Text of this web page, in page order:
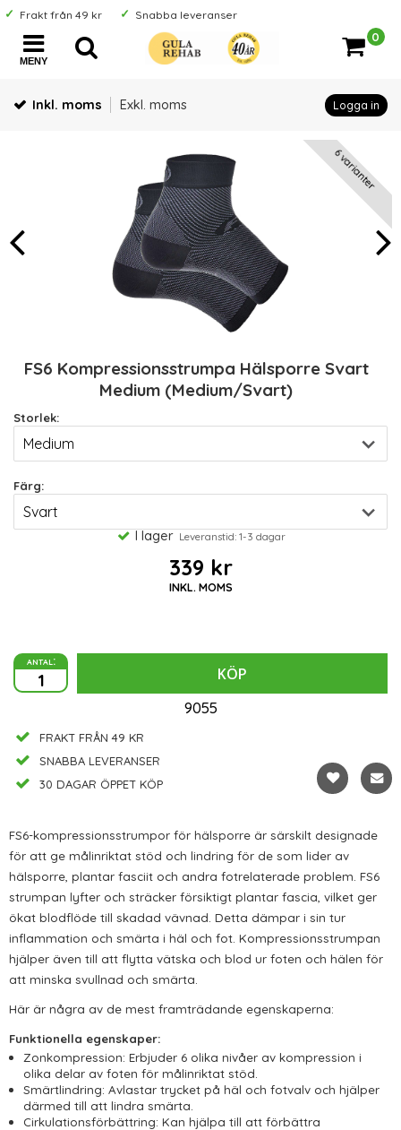
Frakt från 49 kr Snabba leveranser
MENY
0
Inkl. moms Exkl. moms Logga in
6 varianter
FS6 Kompressionsstrumpa Hälsporre Svart
Medium (Medium/Svart)
Storlek:
Färg:
I lager Leveranstid: 1-3 dagar
339 kr
INKL. MOMS
antal:
KÖP
9055
FRAKT FRÅN 49 KR
SNABBA LEVERANSER
30 DAGAR ÖPPET KÖP
FS6-kompressionsstrumpor för hälsporre är särskilt designade
för att ge målinriktat stöd och lindring för de som lider av
hälsporre, plantar fasciit och andra fotrelaterade problem. FS6
strumpan lyfter och sträcker försiktigt plantar fascia, vilket ger
ökat blodflöde till skadad vävnad. Detta dämpar i sin tur
inflammation och smärta i häl och fot. Kompressionsstrumpan
hjälper även till att flytta vätska och blod ur foten och hälen för
att minska svullnad och smärta.
Här är några av de mest framträdande egenskaperna:
Funktionella egenskaper:
Zonkompression: Erbjuder 6 olika nivåer av kompression i
olika delar av foten för målinriktat stöd.
Smärtlindring: Avlastar trycket på häl och fotvalv och hjälper
därmed till att lindra smärta.
Cirkulationsförbättring: Kan hjälpa till att förbättra